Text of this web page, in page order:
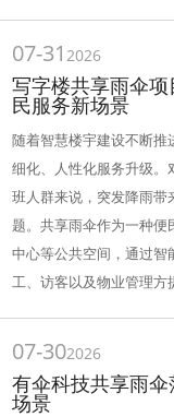
07-312026
写字楼共享雨伞
民服务新场景
随着智慧楼宇建设不断
细化、人性化服务升级。
班人群来说，突发降雨带
题。共享雨伞作为一种便
中心等公共空间，通过智
工、访客以及物业管理方
07-302026
有伞科技共享雨
场景